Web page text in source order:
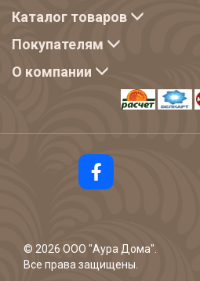
Каталог товаров
Покупателям
О компании
© 2026 ООО "Аура Дома".
Все права защищены.